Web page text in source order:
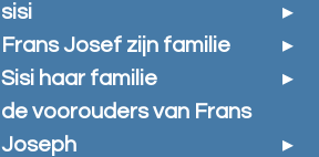
sisi
Frans Josef zijn familie
Sisi haar familie
de voorouders van Frans
Joseph